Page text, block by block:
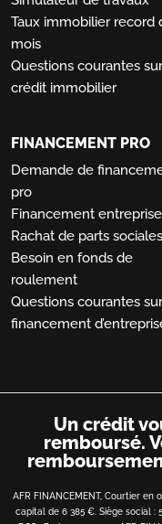
Taux immobilier record
mois
Questions courantes
crédit immobilier
FINANCEMENT PRO
Demande de
pro
Financement entreprise
Rachat de parts sociales
Besoin en fonds de
roulement
Questions courantes
financement
Un crédit
remboursé.
AFR FINANCEMENT, Courtier en
capital de 6 385 €. Siège social :